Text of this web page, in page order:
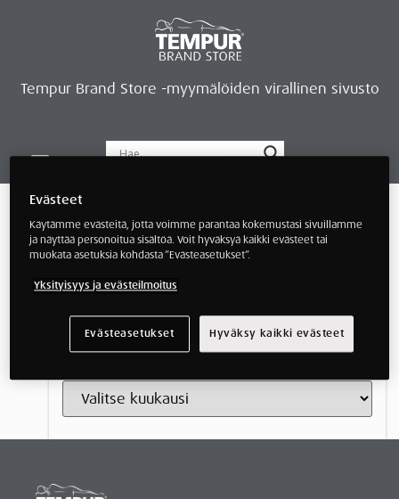
Tempur Brand Store -myymälöiden virallinen sivusto
Artikkelit ja kokemukset
Kategoriat
Arkisto
Evästeet
Käytämme evästeitä, jotta voimme parantaa kokemustasi sivuillamme
ja näyttää personoitua sisältöä. Voit hyväksyä kaikki evästeet tai
muokata asetuksia kohdasta ”Evästeasetukset”.
Yksityisyys ja evästeilmoitus
Evästeasetukset Hyväksy kaikki evästeet